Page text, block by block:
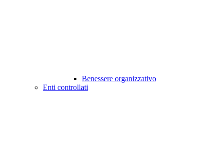
Benessere organizzativo
Enti controllati